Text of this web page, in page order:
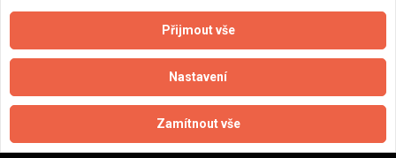
Důležité informace
Naše firmy a řemeslníci
Zpracování a ochrana osobních údajů
Zásady pro používání souborů cookie
Obchodní podmínky (zprostředkování)
Obchodní podmínky (rozpočtování)
Přijmout vše
Nastavení
Zamítnout vše